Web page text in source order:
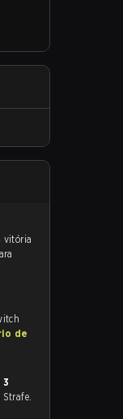
de
3
Strafe.